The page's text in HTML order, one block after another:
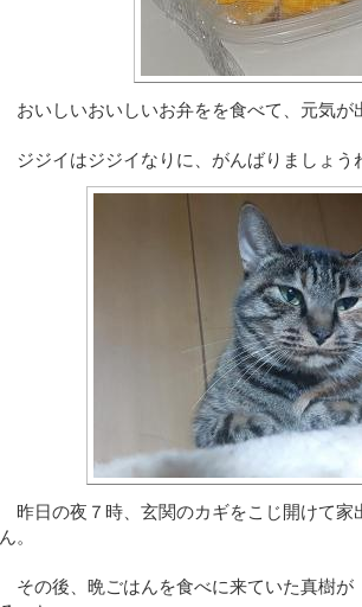
おいしいおいしいお弁をを食べて、元気が
ジジイはジジイなりに、がんばりましょう
昨日の夜７時、玄関のカギをこじ開けて家
ん。
その後、晩ごはんを食べに来ていた真樹が